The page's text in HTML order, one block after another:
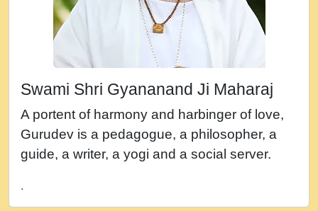
2018 - Rishikesh - Swami Gyananand Ji
Maharaj.mp3
न म गवद गपल गद फर, पयर महन न रझद फर! shri
नह भरस रह लडडल... अपन खट करम क !!!! मह दद
सहर चरण क .....mp3
बगड नसब कसन सवर तर बगर Shri ravinandan
shastri ji maharaj.mp3
Swami Shri Gyananand Ji Maharaj
A portent of harmony and harbinger of love,
Gurudev is a pedagogue, a philosopher, a
guide, a writer, a yogi and a social server.
.